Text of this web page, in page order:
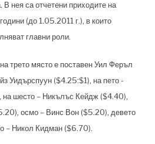
В нея са отчетени приходите на
(до 1.05.2011 г.), в които
главни роли.
трето място е поставен Уил Феръл
Уидърспуун ($4.25:$1), на пето -
шесто – Никълъс Кейдж ($4.40),
осмо – Винс Вон ($5.20), девето
– Никол Кидман ($6.70).